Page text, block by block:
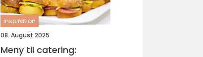
inspiration
08. August 2025
Meny til catering: